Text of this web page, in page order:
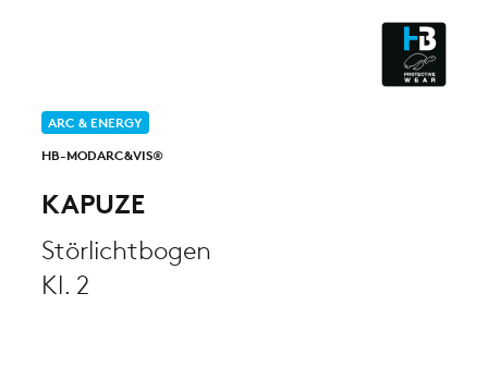
ARC & ENERGY
HB-MODARC&VIS®
KAPUZE
Störlichtbogen
Kl. 2